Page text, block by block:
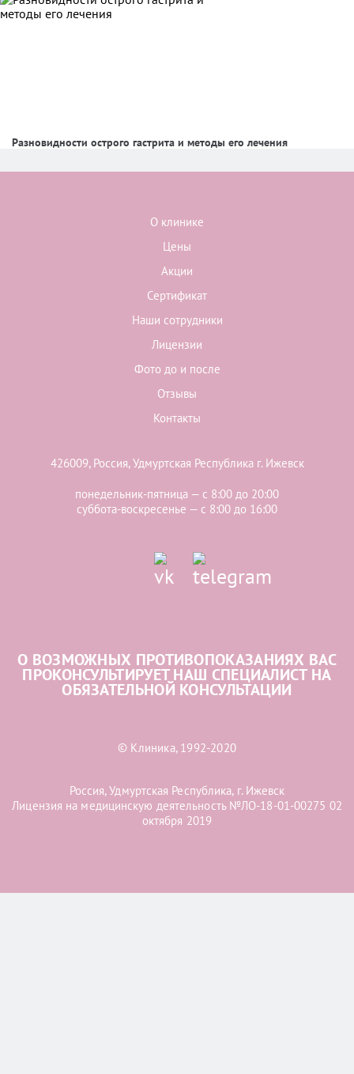
Разновидности острого гастрита и методы его лечения
О клинике
Цены
Акции
Сертификат
Наши сотрудники
Лицензии
Фото до и после
Отзывы
Контакты
426009, Россия, Удмуртская Республика г. Ижевск
понедельник-пятница — с 8:00 до 20:00
суббота-воскресенье — с 8:00 до 16:00
О ВОЗМОЖНЫХ ПРОТИВОПОКАЗАНИЯХ ВАС
ПРОКОНСУЛЬТИРУЕТ НАШ СПЕЦИАЛИСТ НА
ОБЯЗАТЕЛЬНОЙ КОНСУЛЬТАЦИИ
© Клиника, 1992-2020
Россия, Удмуртская Республика, г. Ижевск
Лицензия на медицинскую деятельность №ЛО-18-01-00275 02
октября 2019